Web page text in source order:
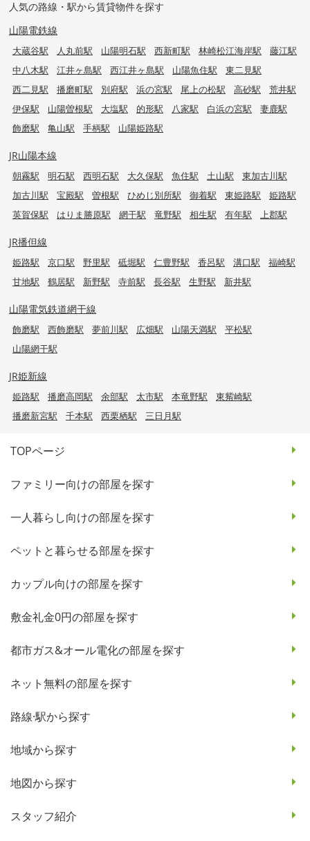
人気の路線・駅から賃貸物件を探す
山陽電鉄線
大蔵谷駅 人丸前駅 山陽明石駅 西新町駅 林崎松江海岸駅
藤江駅
中八木駅
江井ヶ島駅 西江井ヶ島駅 山陽魚住駅
東二見駅
西二見駅
播磨町駅 別府駅 浜の宮駅 尾上の松駅 高砂駅
荒井駅
伊保駅
山陽曽根駅 大塩駅 的形駅 八家駅 白浜の宮駅
妻鹿駅
飾磨駅
亀山駅 手柄駅 山陽姫路駅
JR山陽本線
朝霧駅 明石駅 西明石駅 大久保駅 魚住駅 土山駅
東加古川駅
加古川駅
宝殿駅 曽根駅 ひめじ別所駅 御着駅 東姫路駅
姫路駅
英賀保駅
はりま勝原駅 網干駅 竜野駅 相生駅 有年駅 上郡駅
JR播但線
姫路駅 京口駅 野里駅 砥堀駅 仁豊野駅 香呂駅 溝口駅
福崎駅
甘地駅
鶴居駅 新野駅 寺前駅 長谷駅 生野駅 新井駅
山陽電気鉄道網干線
飾磨駅 西飾磨駅 夢前川駅 広畑駅 山陽天満駅
平松駅
山陽網干駅
JR姫新線
姫路駅 播磨高岡駅 余部駅 太市駅 本竜野駅
東觜崎駅
播磨新宮駅
千本駅 西栗栖駅 三日月駅
TOPページ
ファミリー向けの部屋を探す
一人暮らし向けの部屋を探す
ペットと暮らせる部屋を探す
カップル向けの部屋を探す
敷金礼金0円の部屋を探す
都市ガス&オール電化の部屋を探す
ネット無料の部屋を探す
路線·駅から探す
地域から探す
地図から探す
スタッフ紹介